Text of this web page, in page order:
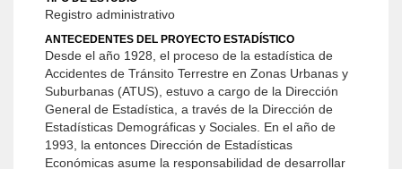
Registro administrativo
ANTECEDENTES DEL PROYECTO ESTADÍSTICO
Desde el año 1928, el proceso de la estadística de
Accidentes de Tránsito Terrestre en Zonas Urbanas y
Suburbanas (ATUS), estuvo a cargo de la Dirección
General de Estadística, a través de la Dirección de
Estadísticas Demográficas y Sociales. En el año de
1993, la entonces Dirección de Estadísticas
Económicas asume la responsabilidad de desarrollar